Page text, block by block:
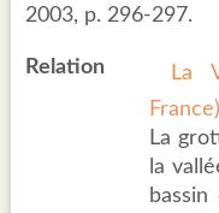
2003, p. 296-297.
Relation
La
France)
La
la